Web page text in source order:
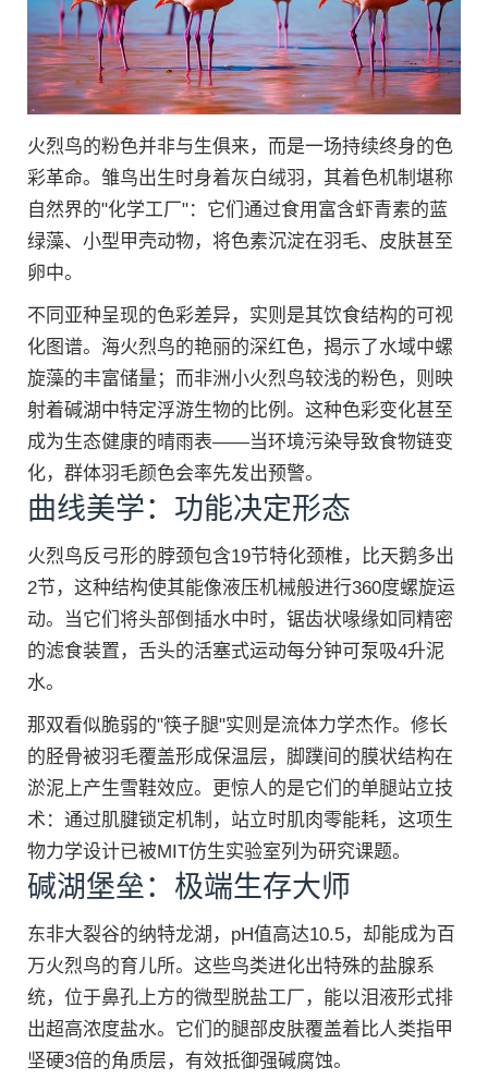
火烈鸟的粉色并非与生俱来，而是一场持续终身的色
彩革命。雏鸟出生时身着灰白绒羽，其着色机制堪称
自然界的"化学工厂"：它们通过食用富含虾青素的蓝
绿藻、小型甲壳动物，将色素沉淀在羽毛、皮肤甚至
卵中。
不同亚种呈现的色彩差异，实则是其饮食结构的可视
化图谱。海火烈鸟的艳丽的深红色，揭示了水域中螺
旋藻的丰富储量；而非洲小火烈鸟较浅的粉色，则映
射着碱湖中特定浮游生物的比例。这种色彩变化甚至
成为生态健康的晴雨表——当环境污染导致食物链变
化，群体羽毛颜色会率先发出预警。
曲线美学：功能决定形态
火烈鸟反弓形的脖颈包含19节特化颈椎，比天鹅多出
2节，这种结构使其能像液压机械般进行360度螺旋运
动。当它们将头部倒插水中时，锯齿状喙缘如同精密
的滤食装置，舌头的活塞式运动每分钟可泵吸4升泥
水。
那双看似脆弱的"筷子腿"实则是流体力学杰作。修长
的胫骨被羽毛覆盖形成保温层，脚蹼间的膜状结构在
淤泥上产生雪鞋效应。更惊人的是它们的单腿站立技
术：通过肌腱锁定机制，站立时肌肉零能耗，这项生
物力学设计已被MIT仿生实验室列为研究课题。
碱湖堡垒：极端生存大师
东非大裂谷的纳特龙湖，pH值高达10.5，却能成为百
万火烈鸟的育儿所。这些鸟类进化出特殊的盐腺系
统，位于鼻孔上方的微型脱盐工厂，能以泪液形式排
出超高浓度盐水。它们的腿部皮肤覆盖着比人类指甲
坚硬3倍的角质层，有效抵御强碱腐蚀。